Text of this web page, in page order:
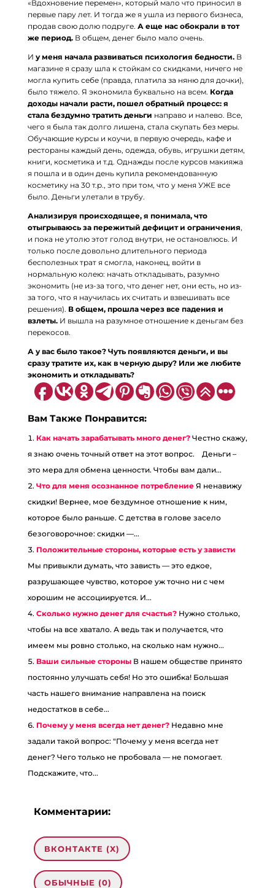
«Вдохновение перемен», который мало что приносил в
первые пару лет. И тогда же я ушла из первого бизнеса,
продав свою долю подруге. А еще нас обокрали в тот
же период.В общем, денег было мало очень.
И у меня начала развиваться психология бедности.В
магазине я сразу шла к стойкам со скидками, ничего не
могла купить себе (правда, платила за няню для дочки),
было тяжело. Я экономила буквально на всем. Когда
доходы начали расти, пошел обратный процесс: я
стала бездумно тратить деньги направо и налево. Все,
чего я была так долго лишена, стала скупать без меры.
Обучающие курсы и коучи, в первую очередь, кафе и
рестораны каждый день, одежда, обувь, игрушки детям,
книги, косметика и т.д. Однажды после курсов макияжа
я пошла и в один день купила рекомендованную
косметику на 30 т.р., это при том, что у меня УЖЕ все
было. Деньги улетали в трубу.
Анализируя происходящее, я понимала, что
отыгрываюсь за пережитый дефицит и ограничения,
и пока не утолю этот голод внутри, не остановлюсь. И
только после довольно длительного периода
бесполезных трат я смогла, наконец, войти в
нормальную колею: начать откладывать, разумно
экономить (не из-за того, что денег нет, они есть, но из-
за того, что я научилась их считать и взвешивать все
решения). В общем, прошла через все падения и
взлеты.И вышла на разумное отношение к деньгам без
перекосов.
А у вас было такое? Чуть появляются деньги, и вы
сразу тратите их, как в черную дыру? Или же любите
экономить и откладывать?
Вам Также Понравится:
Как начать зарабатывать много денег? Честно скажу,
я знаю очень точный ответ на этот вопрос.⠀ Деньги –
это мера для обмена ценности. Чтобы вам дали...
Что для меня осознанное потребление Я ненавижу
скидки! Вернее, мое бездумное отношение к ним,
которое было раньше. С детства в голове засело
безоговорочное: скидки —...
Положительные стороны, которые есть у зависти
Мы привыкли думать, что зависть — это едкое,
разрушающее чувство, которое уж точно ни с чем
хорошим не ассоциируется. И...
Сколько нужно денег для счастья? Нужно столько,
чтобы на все хватало. А ведь так и получается, что
имеем мы ровно столько, на сколько нам нужно...
Ваши сильные стороны В нашем обществе принято
постоянно улучшать себя! Но это ошибка! Большая
часть нашего внимание направлена на поиск
недостатков в себе...
Почему у меня всегда нет денег? Недавно мне
задали такой вопрос: "Почему у меня всегда нет
денег? Чего только не пробовала — не помогает.
Подскажите, что...
Комментарии:
ВКОНТАКТЕ (X)
ОБЫЧНЫЕ (0)